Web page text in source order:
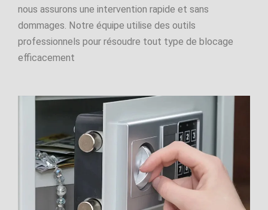
nous assurons une intervention rapide et sans
dommages. Notre équipe utilise des outils
professionnels pour résoudre tout type de blocage
efficacement